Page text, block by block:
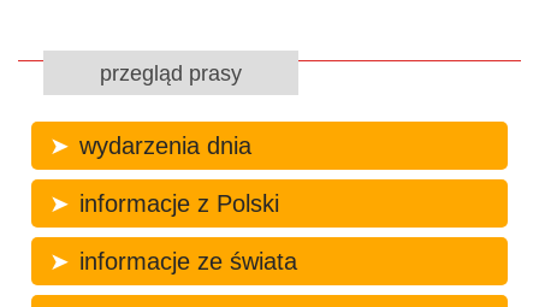
przegląd prasy
wydarzenia dnia
informacje z Polski
informacje ze świata